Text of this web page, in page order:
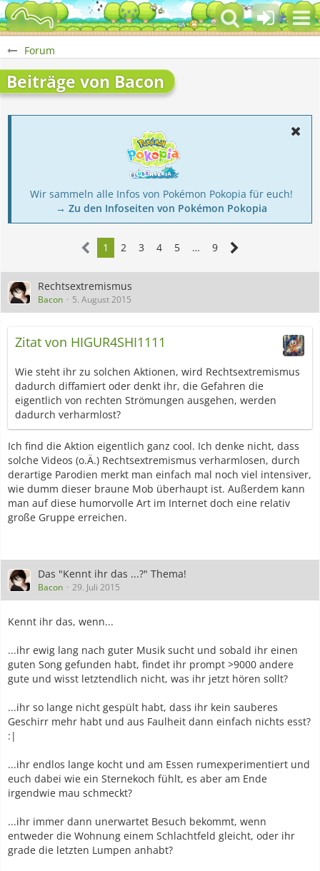
Forum
Beiträge von Bacon
Wir sammeln alle Infos von Pokémon Pokopia für euch!
→ Zu den Infoseiten von Pokémon Pokopia
1 2 3 4 5 … 9
Rechtsextremismus
Bacon 5. August 2015
Zitat von HIGUR4SHI1111
Wie steht ihr zu solchen Aktionen, wird Rechtsextremismus
dadurch diffamiert oder denkt ihr, die Gefahren die
eigentlich von rechten Strömungen ausgehen, werden
dadurch verharmlost?
Ich find die Aktion eigentlich ganz cool. Ich denke nicht, dass
solche Videos (o.Ä.) Rechtsextremismus verharmlosen, durch
derartige Parodien merkt man einfach mal noch viel intensiver,
wie dumm dieser braune Mob überhaupt ist. Außerdem kann
man auf diese humorvolle Art im Internet doch eine relativ
große Gruppe erreichen.
Das "Kennt ihr das ...?" Thema!
Bacon 29. Juli 2015
Kennt ihr das, wenn...
...ihr ewig lang nach guter Musik sucht und sobald ihr einen
guten Song gefunden habt, findet ihr prompt >9000 andere
gute und wisst letztendlich nicht, was ihr jetzt hören sollt?
...ihr so lange nicht gespült habt, dass ihr kein sauberes
Geschirr mehr habt und aus Faulheit dann einfach nichts esst?
:|
...ihr endlos lange kocht und am Essen rumexperimentiert und
euch dabei wie ein Sternekoch fühlt, es aber am Ende
irgendwie mau schmeckt?
...ihr immer dann unerwartet Besuch bekommt, wenn
entweder die Wohnung einem Schlachtfeld gleicht, oder ihr
grade die letzten Lumpen anhabt?